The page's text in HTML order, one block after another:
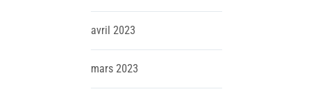
avril 2023
mars 2023